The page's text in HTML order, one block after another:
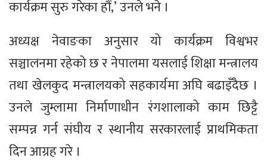
कार्यक्रम सुरु गरेका हौं,’ उनले भने ।
अध्यक्ष नेवाङका अनुसार यो कार्यक्रम विश्वभर
सञ्चालनमा रहेको छ र नेपालमा यसलाई शिक्षा मन्त्रालय
तथा खेलकुद मन्त्रालयको सहकार्यमा अघि बढाइँदैछ ।
उनले जुम्लामा निर्माणाधीन रंगशालाको काम छिट्टै
सम्पन्न गर्न संघीय र स्थानीय सरकारलाई प्राथमिकता
दिन आग्रह गरे ।